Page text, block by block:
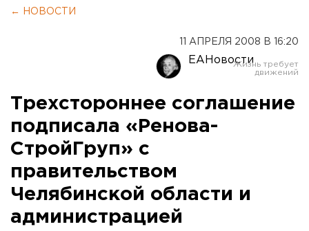
← НОВОСТИ
11 АПРЕЛЯ 2008 В 16:20
ЕАНовости
Трехстороннее соглашение
подписала «Ренова-
СтройГруп» с
правительством
Челябинской области и
администрацией